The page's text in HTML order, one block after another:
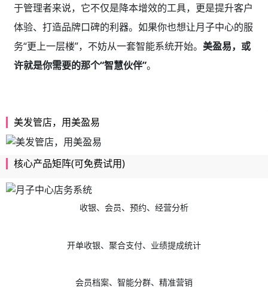
于管理者来说，它不仅是降本增效的工具，更是提升客户
体验、打造品牌口碑的利器。如果你也想让月子中心的服
务“更上一层楼”，不妨从一套智能系统开始。 美盈易，或
许就是你需要的那个“智慧伙伴”。
美发管店，用美盈易
核心产品矩阵(可免费试用)
收银、会员、预约、经营分析
开单收银、聚合支付、业绩提成统计
会员档案、智能分群、精准营销